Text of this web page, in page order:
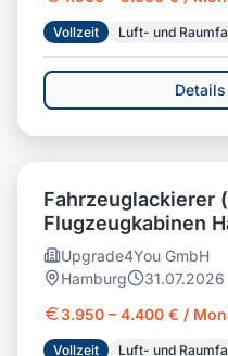
Vollzeit Luft- und
Fahrzeuglackierer
Flugzeugkabinen
Upgrade4You GmbH
Hamburg
31.07.2026
3.950 – 4.400 € /
Vollzeit Luft- und